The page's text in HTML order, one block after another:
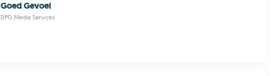
Goed Gevoel
DPG Media Services